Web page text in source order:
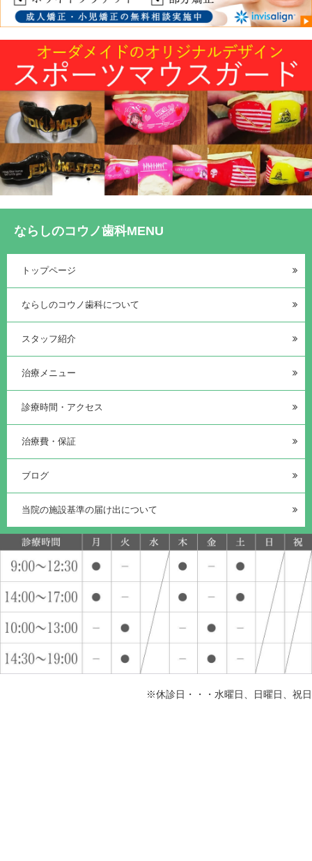
ならしのコウノ歯科MENU
トップページ
ならしのコウノ歯科について
スタッフ紹介
治療メニュー
診療時間・アクセス
治療費・保証
ブログ
当院の施設基準の届け出について
※休診日・・・水曜日、日曜日、祝日